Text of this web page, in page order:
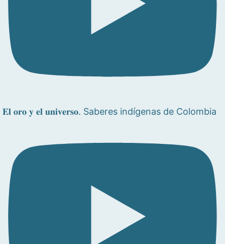
𝐄𝐥 𝐨𝐫𝐨 𝐲 𝐞𝐥 𝐮𝐧𝐢𝐯𝐞𝐫𝐬𝐨. Saberes indígenas de Colombia